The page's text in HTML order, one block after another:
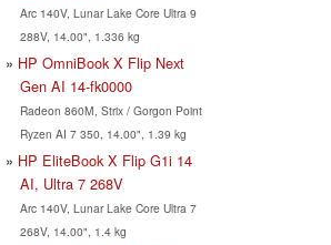
Arc 140V, Lunar Lake Core Ultra 9
288V, 14.00", 1.336 kg
HP OmniBook X Flip Next
Gen AI 14-fk0000
Radeon 860M, Strix / Gorgon Point
Ryzen AI 7 350, 14.00", 1.39 kg
HP EliteBook X Flip G1i 14
AI, Ultra 7 268V
Arc 140V, Lunar Lake Core Ultra 7
268V, 14.00", 1.4 kg